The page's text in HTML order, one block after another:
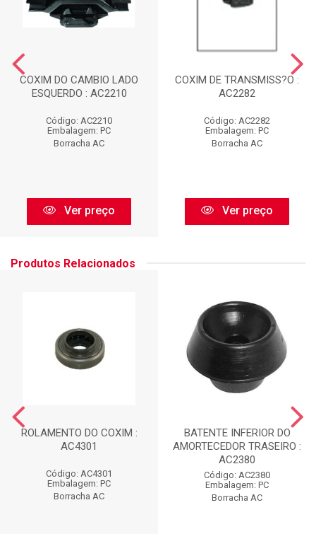
COXIM DO CAMBIO LADO
ESQUERDO : AC2210
Código: AC2210
Embalagem: PC
Borracha AC
Ver preço
COXIM DE TRANSMISS?O :
AC2282
Código: AC2282
Embalagem: PC
Borracha AC
Ver preço
Produtos Relacionados
ROLAMENTO DO COXIM :
AC4301
Código: AC4301
Embalagem: PC
Borracha AC
BATENTE INFERIOR DO
AMORTECEDOR TRASEIRO :
AC2380
Código: AC2380
Embalagem: PC
Borracha AC